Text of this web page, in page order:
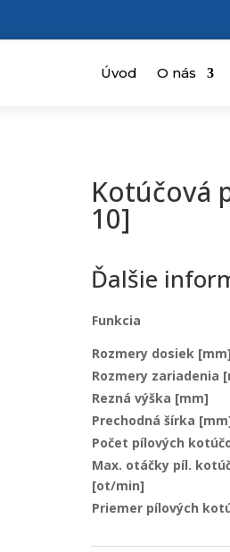
Úvod O nás
Kotúčová
10]
Ďalšie
Funkcia
Rozmery dosiek [mm]
Rozmery zariadenia
Rezná výška [mm]
Prechodná šírka
Počet pílových
Max. otáčky píl.
[ot/min]
Priemer pílových